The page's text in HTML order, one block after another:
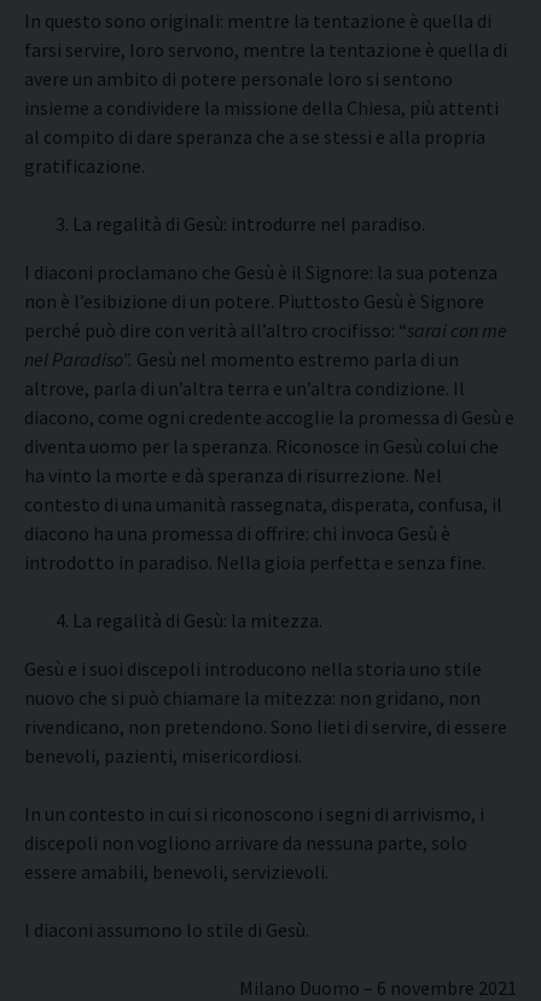
In questo sono originali: mentre la tentazione è quella di
farsi servire, loro servono, mentre la tentazione è quella di
avere un ambito di potere personale loro si sentono
insieme a condividere la missione della Chiesa, più attenti
al compito di dare speranza che a se stessi e alla propria
gratificazione.
La regalità di Gesù: introdurre nel paradiso.
I diaconi proclamano che Gesù è il Signore: la sua potenza
non è l’esibizione di un potere. Piuttosto Gesù è Signore
perché può dire con verità all’altro crocifisso: “sarai con me
nel Paradiso”. Gesù nel momento estremo parla di un
altrove, parla di un’altra terra e un’altra condizione. Il
diacono, come ogni credente accoglie la promessa di Gesù e
diventa uomo per la speranza. Riconosce in Gesù colui che
ha vinto la morte e dà speranza di risurrezione. Nel
contesto di una umanità rassegnata, disperata, confusa, il
diacono ha una promessa di offrire: chi invoca Gesù è
introdotto in paradiso. Nella gioia perfetta e senza fine.
La regalità di Gesù: la mitezza.
Gesù e i suoi discepoli introducono nella storia uno stile
nuovo che si può chiamare la mitezza: non gridano, non
rivendicano, non pretendono. Sono lieti di servire, di essere
benevoli, pazienti, misericordiosi.
In un contesto in cui si riconoscono i segni di arrivismo, i
discepoli non vogliono arrivare da nessuna parte, solo
essere amabili, benevoli, servizievoli.
I diaconi assumono lo stile di Gesù.
Milano Duomo – 6 novembre 2021